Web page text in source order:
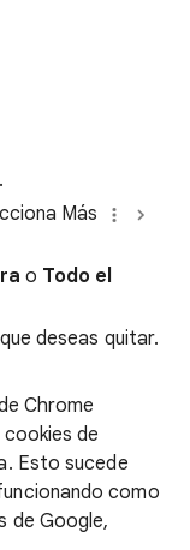
Más
o Todo el
deseas quitar.
Chrome
de
Esto sucede
como
de Google,